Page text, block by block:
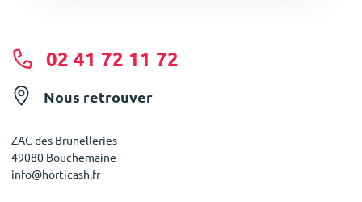
02 41 72 11 72
Nous retrouver
ZAC des Brunelleries
49080 Bouchemaine
info@horticash.fr